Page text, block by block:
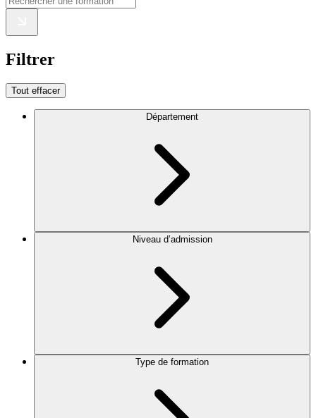
Filtrer
Tout effacer
Département
Niveau d’admission
Type de formation